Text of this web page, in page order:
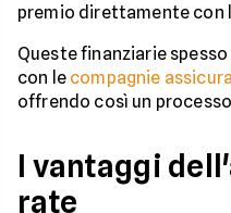
premio direttamente con
Queste finanziarie spesso
con le compagnie
offrendo così un
I vantaggi
rate